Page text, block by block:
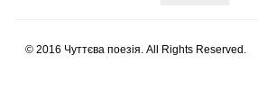
© 2016 Чуттєва поезія. All Rights Reserved.